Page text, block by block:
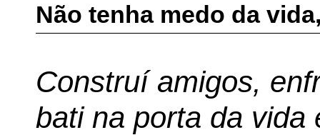
Não tenha medo da
Construí amigos,
bati na porta da vida